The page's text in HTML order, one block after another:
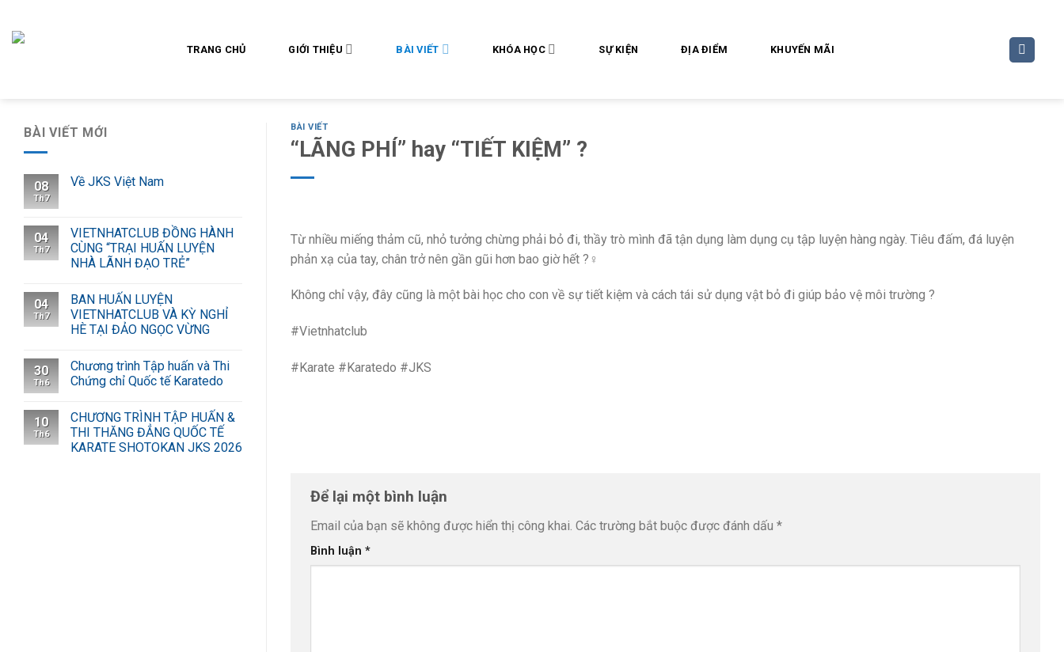
content
TRANG CHỦ GIỚI THIỆU BÀI VIẾT KHÓA HỌC SỰ KIỆN ĐỊA ĐIỂM KHUYẾN MÃI
BÀI VIẾT MỚI
08
Th7
Về JKS Việt Nam
04
Th7
VIETNHATCLUB ĐỒNG HÀNH
CÙNG “TRẠI HUẤN LUYỆN
NHÀ LÃNH ĐẠO TRẺ”
04
Th7
BAN HUẤN LUYỆN
VIETNHATCLUB VÀ KỲ NGHỈ
HÈ TẠI ĐẢO NGỌC VỪNG
30
Th6
Chương trình Tập huấn và Thi
Chứng chỉ Quốc tế Karatedo
10
Th6
CHƯƠNG TRÌNH TẬP HUẤN &
THI THĂNG ĐẲNG QUỐC TẾ
KARATE SHOTOKAN JKS 2026
BÀI VIẾT
“LÃNG PHÍ” hay “TIẾT KIỆM” ?
Từ nhiều miếng thảm cũ, nhỏ tưởng chừng phải bỏ đi, thầy trò mình đã tận dụng làm dụng cụ tập luyện hàng ngày. Tiêu đấm, đá luyện
phản xạ của tay, chân trở nên gần gũi hơn bao giờ hết ?‍♀️
Không chỉ vậy, đây cũng là một bài học cho con về sự tiết kiệm và cách tái sử dụng vật bỏ đi giúp bảo vệ môi trường ?
#Vietnhatclub
#Karate #Karatedo #JKS
Để lại một bình luận
Email của bạn sẽ không được hiển thị công khai. Các trường bắt buộc được đánh dấu *
Bình luận *